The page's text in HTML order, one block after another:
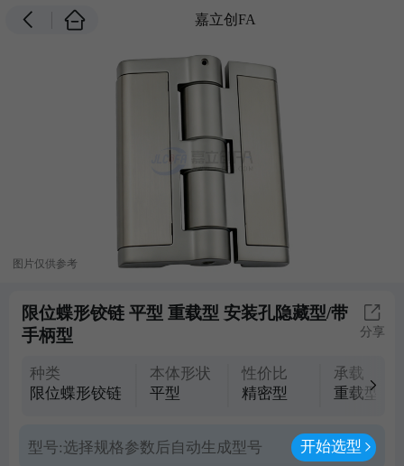
嘉立创FA
图片仅供参考
限位蝶形铰链 平型 重载型 安装孔隐藏型/带
手柄型
分享
种类
限位蝶形铰链
本体形状
平型
性价比
精密型
承载
重载型
型号:选择规格参数后自动生成型号 开始选型